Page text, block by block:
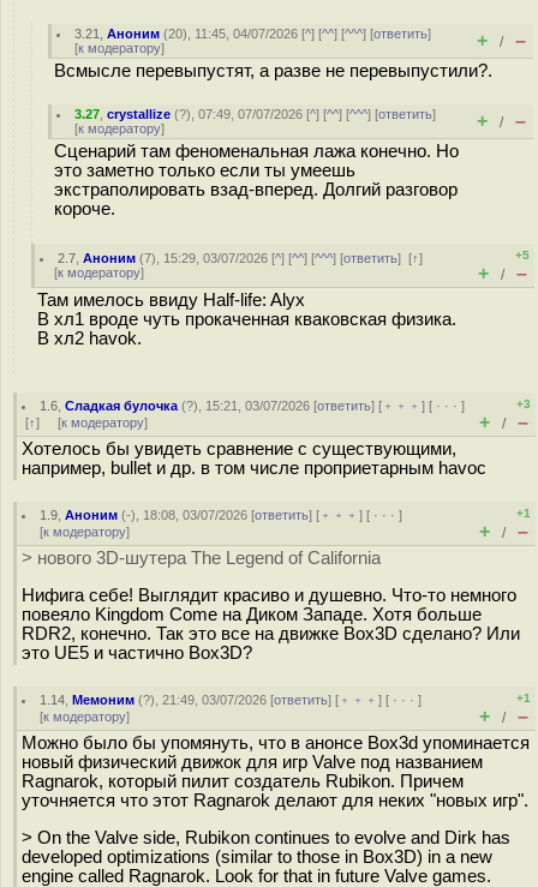
3.21 ,Аноним (20), 11:45, 04/07/2026 [^] [^^] [^^^] [ответить]
[к модератору] + / –
Всмысле перевыпустят, а разве не перевыпустили?.
3.27 ,crystallize (?), 07:49, 07/07/2026 [^] [^^] [^^^] [ответить]
[к модератору] + / –
Сценарий там феноменальная лажа конечно. Но
это заметно только если ты умеешь
экстраполировать взад-вперед. Долгий разговор
короче.
2.7 ,Аноним (7), 15:29, 03/07/2026 [^] [^^] [^^^] [ответить][↑]
[к модератору]
+5
+ / –
Там имелось ввиду Half-life: Alyx
В хл1 вроде чуть прокаченная кваковская физика.
В хл2 havok.
1.6 ,Сладкая булочка (?), 15:21, 03/07/2026 [ответить] [ ﹢﹢﹢] [ · · ·]
[↑] [к модератору]
+3
+ / –
Хотелось бы увидеть сравнение с существующими,
например, bullet и др. в том числе проприетарным havoc
1.9 ,Аноним (-), 18:08, 03/07/2026 [ответить] [ ﹢﹢﹢] [ · · ·]
[к модератору]
+1
+ / –
> нового 3D-шутера The Legend of California
Нифига себе! Выглядит красиво и душевно. Что-то немного
повеяло Kingdom Come на Диком Западе. Хотя больше
RDR2, конечно. Так это все на движке Box3D сделано? Или
это UE5 и частично Box3D?
1.14 ,Мемоним (?), 21:49, 03/07/2026 [ответить] [ ﹢﹢﹢] [ · · ·]
[к модератору]
+1
+ / –
Можно было бы упомянуть, что в анонсе Box3d упоминается
новый физический движок для игр Valve под названием
Ragnarok, который пилит создатель Rubikon. Причем
уточняется что этот Ragnarok делают для неких "новых игр".
> On the Valve side, Rubikon continues to evolve and Dirk has
developed optimizations (similar to those in Box3D) in a new
engine called Ragnarok. Look for that in future Valve games.